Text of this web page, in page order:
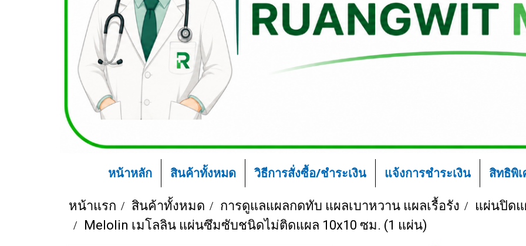
หน้าหลัก สินค้าทั้งหมด วิธีการสั่งซื้อ/ชำระเงิน แจ้งการชำระเงิน สิทธิพิ
หน้าแรก สินค้าทั้งหมด การดูแลแผลกดทับ แผลเบาหวาน แผลเรื้อรัง แผ่นปิดแ
Melolin เมโลลิน แผ่นซึมซับชนิดไม่ติดแผล 10x10 ซม. (1 แผ่น)